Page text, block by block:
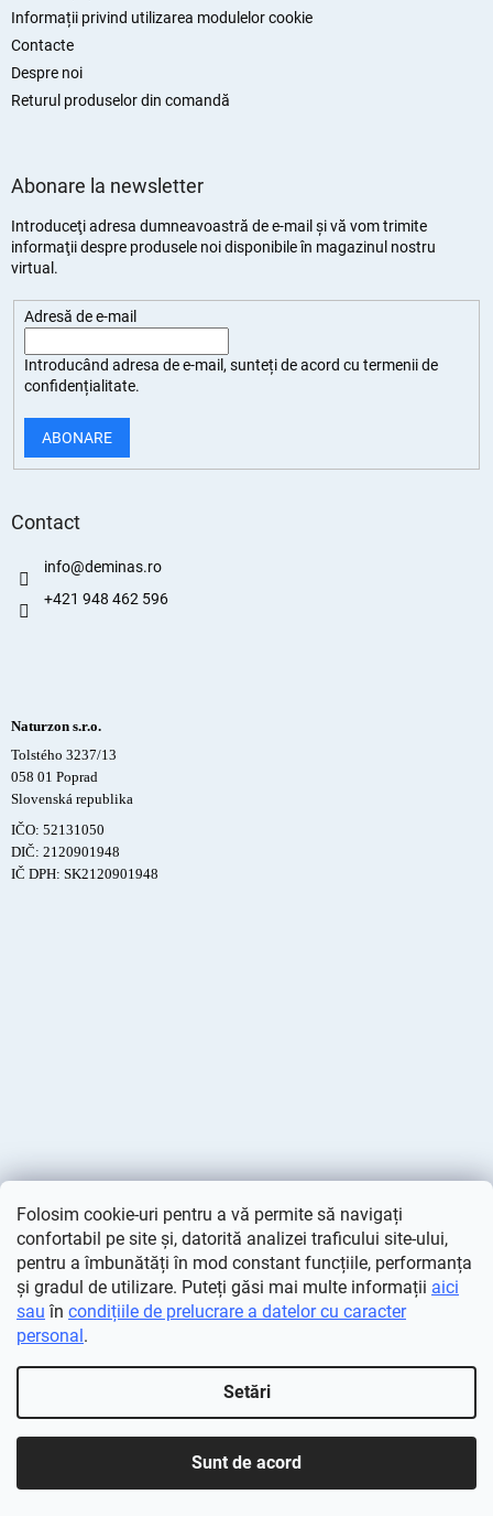
Folosim cookie-uri pentru a vă permite să navigați
confortabil pe site și, datorită analizei traficului site-ului,
pentru a îmbunătăți în mod constant funcțiile, performanța
și gradul de utilizare. Puteți găsi mai multe informații aici
sau în condițiile de prelucrare a datelor cu caracter
personal.
Setări
Sunt de acord
Informații privind utilizarea modulelor cookie
Contacte
Despre noi
Returul produselor din comandă
Abonare la newsletter
Introduceţi adresa dumneavoastră de e-mail şi vă vom trimite
informaţii despre produsele noi disponibile în magazinul nostru
virtual.
Adresă de e-mail
Introducând adresa de e-mail, sunteți deacord cu termenii de
confidențialitate.
ABONARE
Contact
info@deminas.ro
+421 948 462 596
Naturzon s.r.o.
Tolstého 3237/13
058 01 Poprad
Slovenská republika
IČO: 52131050
DIČ: 2120901948
IČ DPH: SK2120901948